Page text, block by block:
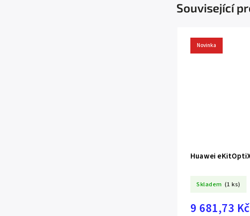
Související
Novinka
Huawei
Skladem (1 ks)
9 681,73 Kč